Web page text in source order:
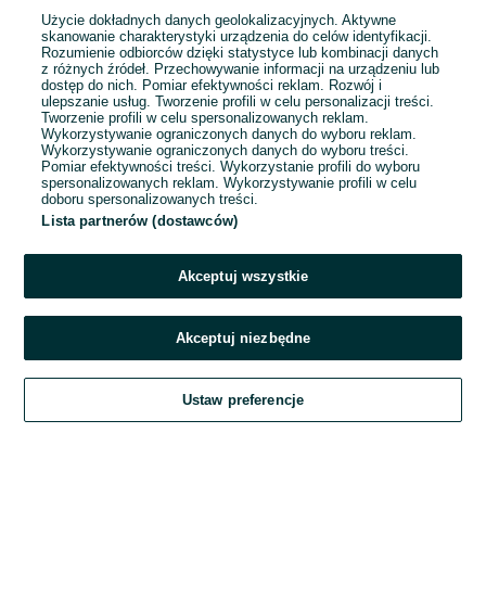
E-mail
Hasło
Zaloguj się
Kontynuując za pośrednictwem jednego z dostawców wskazanych powyżej,
OLX.pl w jego aktualnym brzmieniu.
Użycie dokładnych danych geolokalizacyjnych. Aktywne
skanowanie charakterystyki urządzenia do celów identyfikacji.
Rozumienie odbiorców dzięki statystyce lub kombinacji danych
z różnych źródeł. Przechowywanie informacji na urządzeniu lub
dostęp do nich. Pomiar efektywności reklam. Rozwój i
ulepszanie usług. Tworzenie profili w celu personalizacji treści.
Tworzenie profili w celu spersonalizowanych reklam.
Wykorzystywanie ograniczonych danych do wyboru reklam.
Wykorzystywanie ograniczonych danych do wyboru treści.
Pomiar efektywności treści. Wykorzystanie profili do wyboru
spersonalizowanych reklam. Wykorzystywanie profili w celu
doboru spersonalizowanych treści.
Lista partnerów (dostawców)
Akceptuj wszystkie
Akceptuj niezbędne
Ustaw preferencje